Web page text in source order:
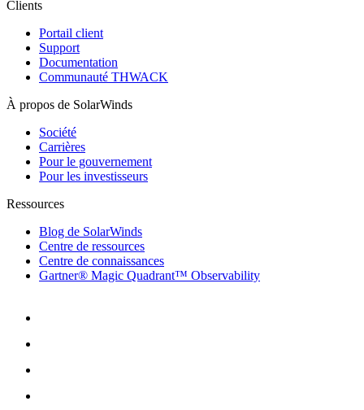
Clients
Portail client
Support
Documentation
Communauté THWACK
À propos de SolarWinds
Société
Carrières
Pour le gouvernement
Pour les investisseurs
Ressources
Blog de SolarWinds
Centre de ressources
Centre de connaissances
Gartner® Magic Quadrant™ Observability